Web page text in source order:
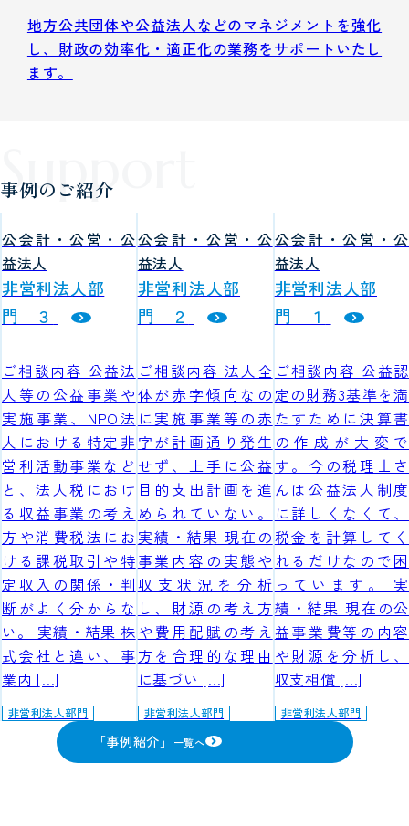
地方公共団体や公益法人などのマネジメントを強化
し、財政の効率化・適正化の業務をサポートいたし
ます。
事例のご紹介
公会計・公営・公
益法人
非営利法人部
門 ３
ご相談内容 公益法
人等の公益事業や
実施事業、NPO法
人における特定非
営利活動事業など
と、法人税におけ
る収益事業の考え
方や消費税法にお
ける課税取引や特
定収入の関係・判
断がよく分からな
い。 実績・結果 株
式会社と違い、事
業内 […]
非営利法人部門
公会計・公営・公
益法人
非営利法人部
門 ２
ご相談内容 法人全
体が赤字傾向なの
に実施事業等の赤
字が計画通り発生
せず、上手に公益
目的支出計画を進
められていない。
実績・結果 現在の
事業内容の実態や
収支状況を分析
し、財源の考え方
や費用配賦の考え
方を合理的な理由
に基づい […]
非営利法人部門
公会計・公営・公
益法人
非営利法人部
門 １
ご相談内容 公益認
定の財務3基準を満
たすために決算書
の作成が大変で
す。今の税理士さ
んは公益法人制度
に詳しくなくて、
税金を計算してく
れるだけなので困
っています。 実
績・結果 現在の公
益事業費等の内容
や財源を分析し、
収支相償 […]
非営利法人部門
「事例紹介」 一覧へ